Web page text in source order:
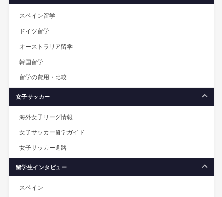
スペイン留学
ドイツ留学
オーストラリア留学
韓国留学
留学の費用・比較
女子サッカー
海外女子リーグ情報
女子サッカー留学ガイド
女子サッカー進路
留学生インタビュー
スペイン